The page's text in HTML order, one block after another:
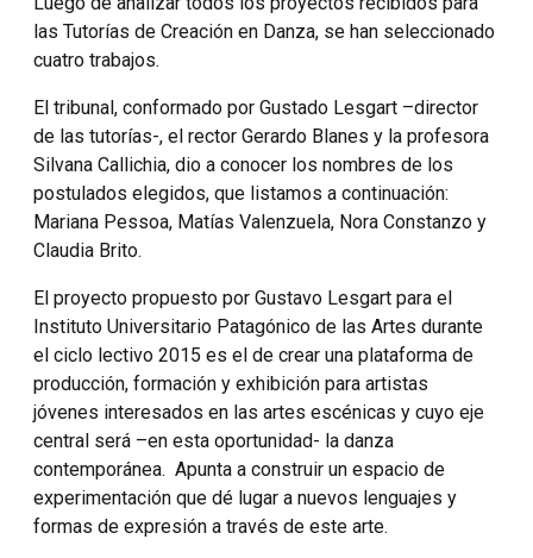
las Tutorías de Creación en Danza, se han seleccionado
cuatro trabajos.
El tribunal, conformado por Gustado Lesgart –director
de las tutorías-, el rector Gerardo Blanes y la profesora
Silvana Callichia, dio a conocer los nombres de los
postulados elegidos, que listamos a continuación:
Mariana Pessoa, Matías Valenzuela, Nora Constanzo y
Claudia Brito.
El proyecto propuesto por Gustavo Lesgart para el
Instituto Universitario Patagónico de las Artes durante
el ciclo lectivo 2015 es el de crear una plataforma de
producción, formación y exhibición para artistas
jóvenes interesados en las artes escénicas y cuyo eje
central será –en esta oportunidad- la danza
contemporánea. Apunta a construir un espacio de
experimentación que dé lugar a nuevos lenguajes y
formas de expresión a través de este arte.